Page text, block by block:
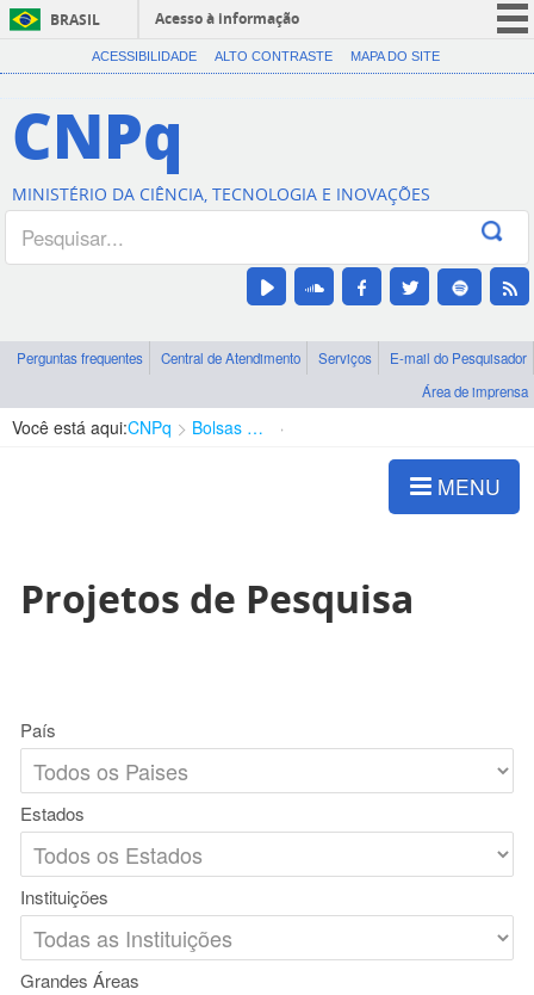
BRASIL
Acesso à informação
CORONAVÍRUS (COVID-19)
Canais
ACESSIBILIDADE ALTO CONTRASTE MAPA DO SITE
CNPq
MINISTÉRIO DA CIÊNCIA, TECNOLOGIA E INOVAÇÕES
Perguntas frequentes Central de Atendimento Serviços
E-mail do Pesquisador
Área de imprensa
Você está aqui:CNPq Bolsas e Auxílios Vigentes
MENU
Projetos de Pesquisa
País
Estados
Instituições
Grandes Áreas